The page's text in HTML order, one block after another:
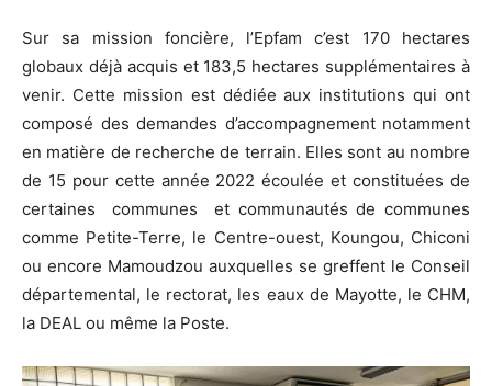
Sur sa mission foncière, l’Epfam c’est 170 hectares
globaux déjà acquis et 183,5 hectares supplémentaires à
venir. Cette mission est dédiée aux institutions qui ont
composé des demandes d’accompagnement notamment
en matière de recherche de terrain. Elles sont au nombre
de 15 pour cette année 2022 écoulée et constituées de
certaines
communes
et communautés de communes
comme Petite-Terre, le Centre-ouest, Koungou, Chiconi
ou encore Mamoudzou auxquelles se greffent le Conseil
départemental, le rectorat, les eaux de Mayotte, le CHM,
la DEAL ou même la Poste.